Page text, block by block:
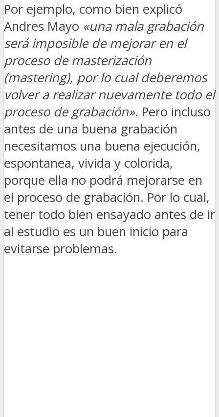
Por ejemplo, como bien explicó
Andres Mayo «una mala grabación
será imposible de mejorar en el
proceso de masterización
(mastering), por lo cual deberemos
volver a realizar nuevamente todo el
proceso de grabación». Pero incluso
antes de una buena grabación
necesitamos una buena ejecución,
espontanea, vivida y colorida,
porque ella no podrá mejorarse en
el proceso de grabación. Por lo cual,
tener todo bien ensayado antes de ir
al estudio es un buen inicio para
evitarse problemas.